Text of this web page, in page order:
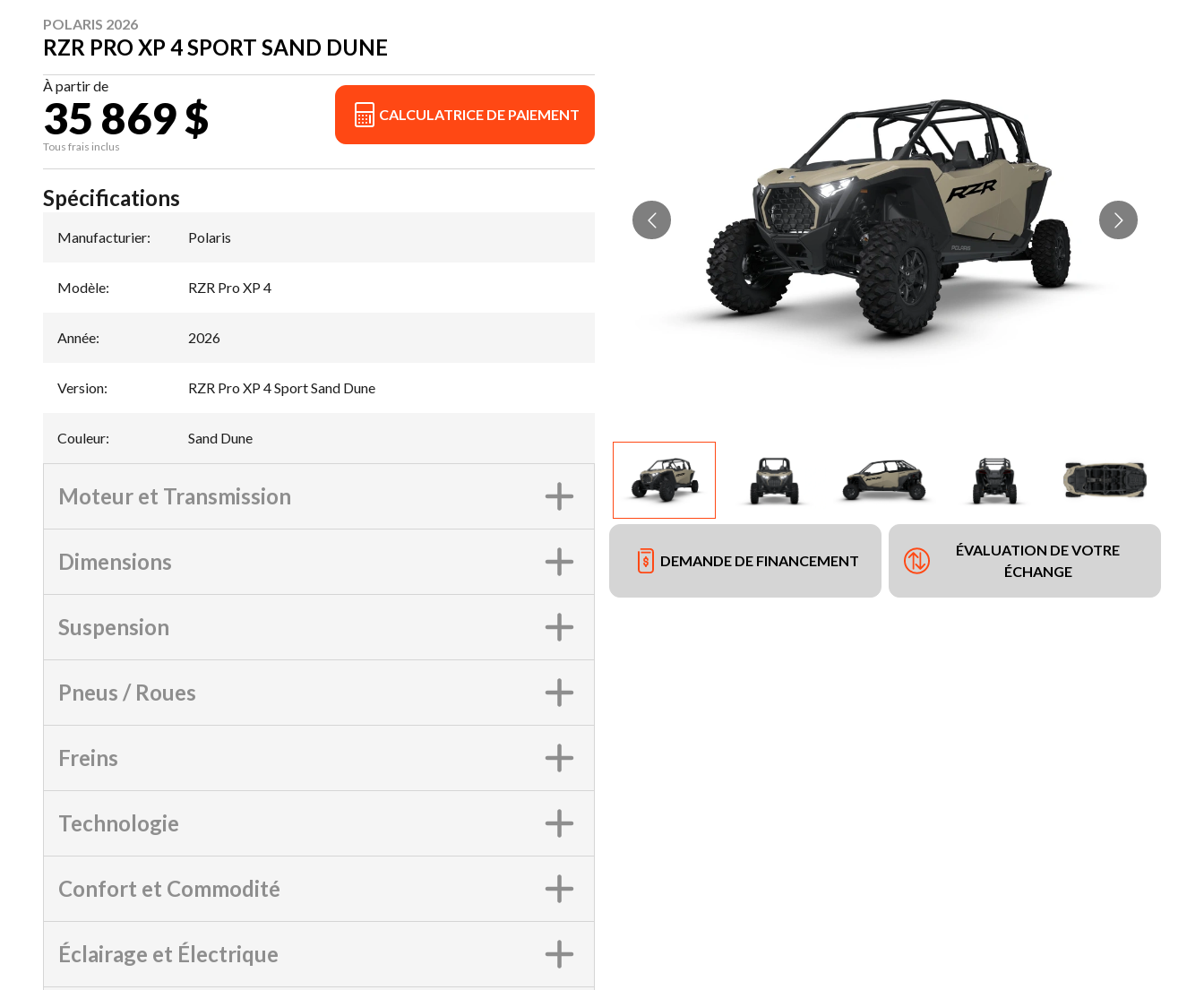
POLARIS 2026
RZR PRO XP 4 SPORT SAND DUNE
À partir de
35 869 $
Tous frais inclus
CALCULATRICE DE PAIEMENT
DEMANDE DE FINANCEMENT
ÉVALUATION DE VOTRE
ÉCHANGE
Spécifications
Manufacturier: Polaris
Modèle: RZR Pro XP 4
Année: 2026
Version: RZR Pro XP 4 Sport Sand Dune
Couleur: Sand Dune
Moteur et Transmission
Dimensions
Suspension
Pneus / Roues
Freins
Technologie
Confort et Commodité
Éclairage et Électrique